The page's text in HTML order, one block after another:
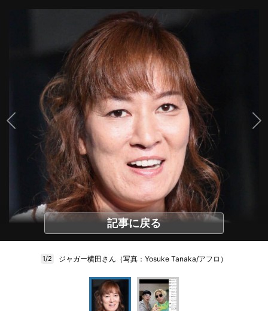
記事に戻る
1/2 ジャガー横田さん（写真：Yosuke Tanaka/アフロ）